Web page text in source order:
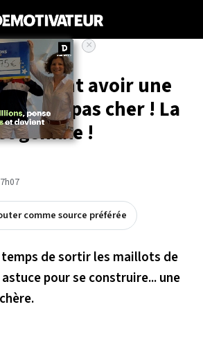
avoir une
pour pas cher ! La
géniale !
comme source préférée
de sortir les maillots de
pour se construire... une
×